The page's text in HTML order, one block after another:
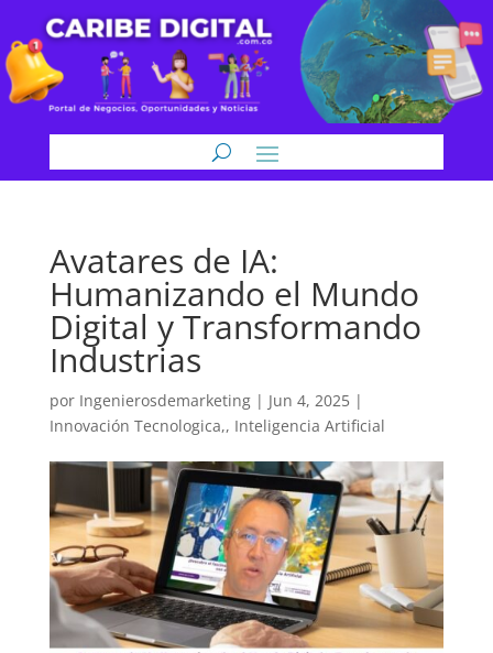
Avatares de IA:
Humanizando el Mundo
Digital y Transformando
Industrias
por Ingenierosdemarketing| Jun 4, 2025|
Innovación Tecnologica,, Inteligencia Artificial